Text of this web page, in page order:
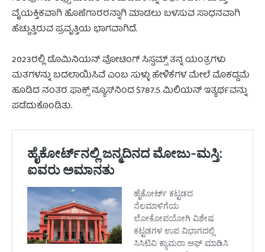
ವೈಯಕ್ತಿಕವಾಗಿ ಹೊಣೆಗಾರರನ್ನಾಗಿ ಮಾಡಲು ಬಳಸುವ ಸಾಧನವಾಗಿ
ಹೆಚ್ಚುತ್ತಿರುವ ಪ್ರವೃತ್ತಿಯ ಭಾಗವಾಗಿದೆ.
2023ರಲ್ಲಿ ಡೊಮಿನಿಯನ್ ವೋಟಿಂಗ್ ಸಿಸ್ಟಮ್ಸ್ ತನ್ನ ಯಂತ್ರಗಳು
ಮತಗಳನ್ನು ಬದಲಾಯಿಸಿವೆ ಎಂಬ ಸುಳ್ಳು ಹೇಳಿಕೆಗಳ ಮೇಲೆ ಮೊಕದ್ದಮೆ
ಹೂಡಿದ ನಂತರ ಫಾಕ್ಸ್ ನ್ಯೂಸ್‌ನಿಂದ $787.5 ಮಿಲಿಯನ್ ಇತ್ಯರ್ಥವನ್ನು
ಪಡೆದುಕೊಂಡಿತು.